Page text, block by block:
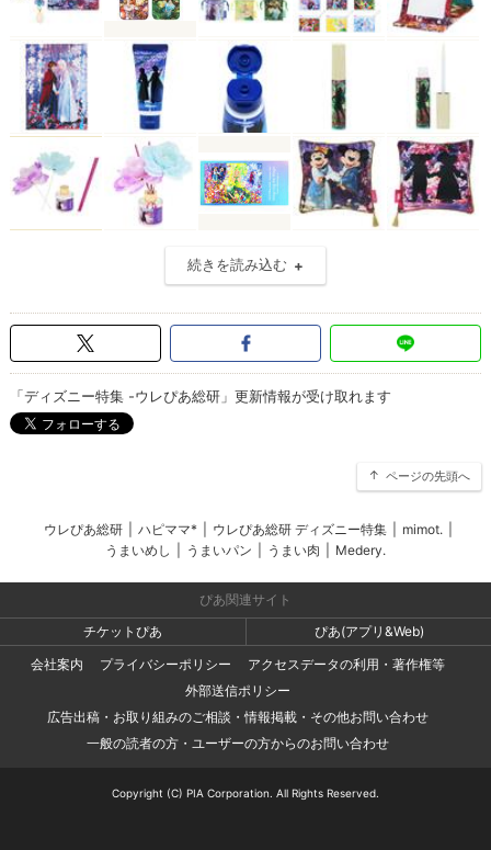
続きを読み込む
「ディズニー特集 -ウレぴあ総研」更新情報が受け取れます
ページの先頭へ
ウレぴあ総研 ハピママ* ウレぴあ総研 ディズニー特集 mimot.
うまいめし
うまいパン うまい肉 Medery.
ぴあ関連サイト
チケットぴあ
ぴあ(アプリ&Web)
会社案内
プライバシーポリシー
アクセスデータの利用・著作権等
外部送信ポリシー
広告出稿・お取り組みのご相談・情報掲載・その他お問い合わせ
一般の読者の方・ユーザーの方からのお問い合わせ
Copyright (C) PIA Corporation. All Rights Reserved.